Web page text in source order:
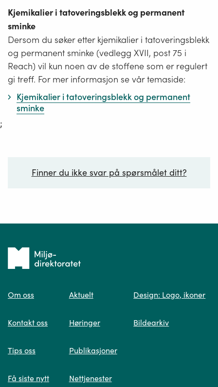
Kjemikalier i tatoveringsblekk og permanent
sminke
Dersom du søker etter kjemikalier i tatoveringsblekk
og permanent sminke (vedlegg XVII, post 75 i
Reach) vil kun noen av de stoffene som er regulert
gi treff. For mer informasjon se vår temaside:
Kjemikalier i tatoveringsblekk og permanent
sminke
;
Finner du ikke svar på spørsmålet ditt?
søk og viser deg vår mest relevante
Tilbake
forsiden
Om oss
Kontakt oss
Tips oss
Få siste nytt
Aktuelt
Høringer
Publikasjoner
Nettjenester
Design: Logo, ikoner
Bildearkiv